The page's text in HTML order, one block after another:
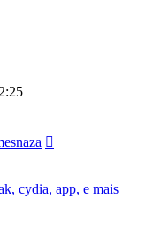
cydia, app, e mais